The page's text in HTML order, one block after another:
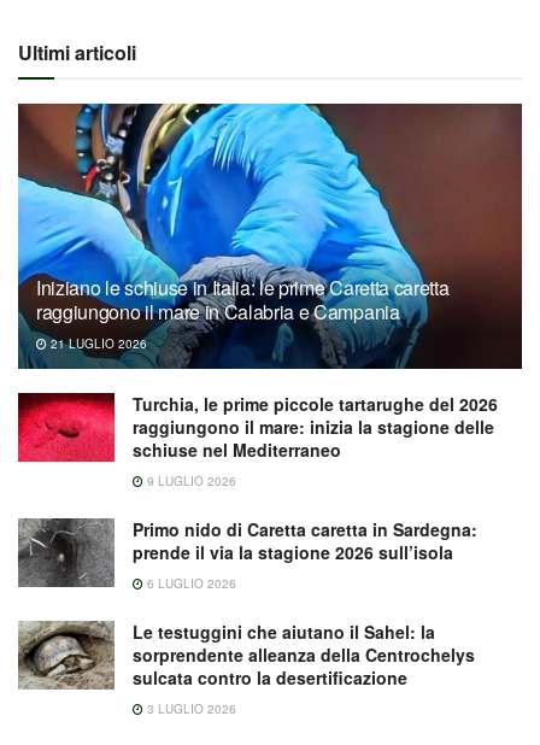
Ultimi articoli
Iniziano le schiuse in Italia: le prime Caretta caretta
raggiungono il mare in Calabria e Campania
21 LUGLIO 2026
Turchia, le prime piccole tartarughe del 2026
raggiungono il mare: inizia la stagione delle
schiuse nel Mediterraneo
9 LUGLIO 2026
Primo nido di Caretta caretta in Sardegna:
prende il via la stagione 2026 sull’isola
6 LUGLIO 2026
Le testuggini che aiutano il Sahel: la
sorprendente alleanza della Centrochelys
sulcata contro la desertificazione
3 LUGLIO 2026